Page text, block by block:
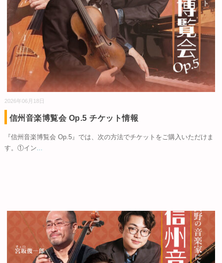
2026年06月18日
信州音楽博覧会 Op.5 チケット情報
『信州音楽博覧会 Op.5』では、次の方法でチケットをご購入いただけま
す。①イン...